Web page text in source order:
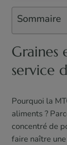
Sommaire
Graines
service
Pourquoi la
aliments ?
concentré de
faire naître